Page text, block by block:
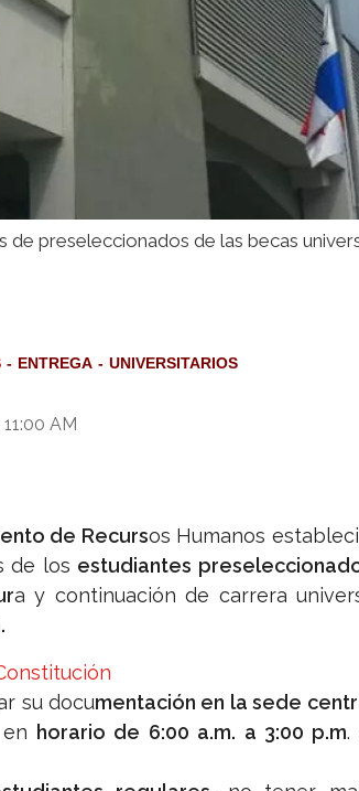
preseleccionados de las becas
ENTREGA
UNIVERSITARIOS
AM
de Recursos Humanos
de los estudiantes
a y continuación de carrera
su documentación en la sede
horario de 6:00 a.m. a 3:00 p.m.